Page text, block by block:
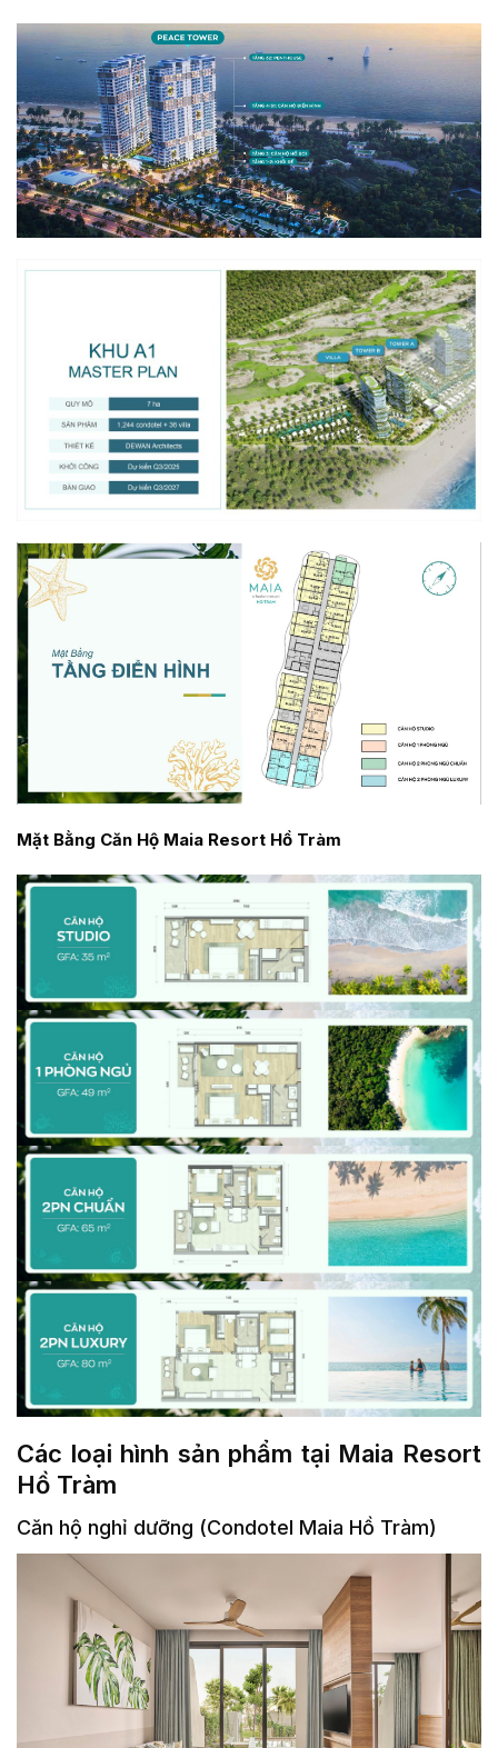
Mặt Bằng Căn Hộ Maia Resort Hồ Tràm
Các loại hình sản phẩm tại Maia Resort
Hồ Tràm
Căn hộ nghỉ dưỡng (Condotel Maia Hồ Tràm)